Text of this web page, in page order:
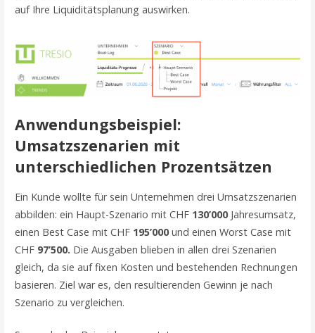
auf Ihre Liquiditätsplanung auswirken.
Anwendungsbeispiel:
Umsatzszenarien mit
unterschiedlichen Prozentsätzen
Ein Kunde wollte für sein Unternehmen drei Umsatzszenarien
abbilden: ein Haupt-Szenario mit CHF 130’000 Jahresumsatz,
einen Best Case mit CHF 195’000und einen Worst Case mit
CHF97’500. Die Ausgaben blieben in allen drei Szenarien
gleich, da sie auf fixen Kosten und bestehenden Rechnungen
basieren. Ziel war es, den resultierenden Gewinn je nach
Szenario zu vergleichen.